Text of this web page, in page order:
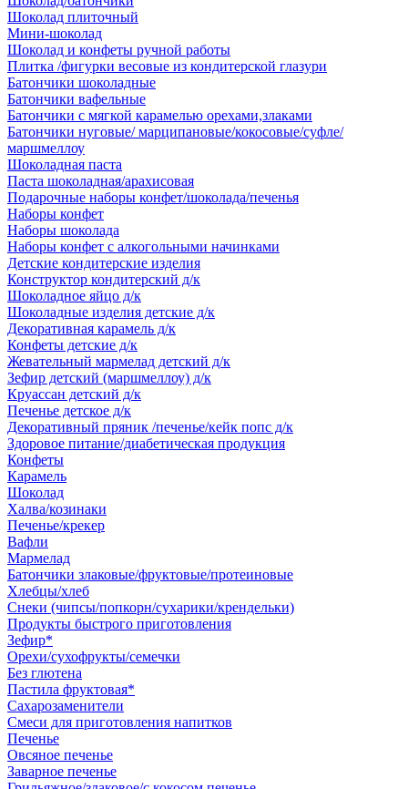
Шоколад плиточный
Мини-шоколад
Шоколад и конфеты ручной работы
Плитка /фигурки весовые из кондитерской глазури
Батончики шоколадные
Батончики вафельные
Батончики с мягкой карамелью орехами,злаками
Батончики нуговые/ марципановые/кокосовые/суфле/
маршмеллоу
Шоколадная паста
Паста шоколадная/арахисовая
Подарочные наборы конфет/шоколада/печенья
Наборы конфет
Наборы шоколада
Наборы конфет с алкогольными начинками
Детские кондитерские изделия
Конструктор кондитерский д/к
Шоколадное яйцо д/к
Шоколадные изделия детские д/к
Декоративная карамель д/к
Конфеты детские д/к
Жевательный мармелад детский д/к
Зефир детский (маршмеллоу) д/к
Круассан детский д/к
Печенье детское д/к
Декоративный пряник /печенье/кейк попс д/к
Здоровое питание/диабетическая продукция
Конфеты
Карамель
Шоколад
Халва/козинаки
Печенье/крекер
Вафли
Мармелад
Батончики злаковые/фруктовые/протеиновые
Хлебцы/хлеб
Снеки (чипсы/попкорн/сухарики/крендельки)
Продукты быстрого приготовления
Зефир*
Орехи/сухофрукты/семечки
Без глютена
Пастила фруктовая*
Сахарозаменители
Смеси для приготовления напитков
Печенье
Овсяное печенье
Заварное печенье